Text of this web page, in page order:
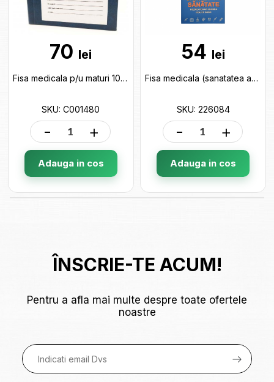
70 lei
Fisa medicala p/u maturi 100f. (coperta tare) C001480
SKU: C001480
- +
Adauga in cos
54 lei
Fisa medicala (sanatatea animalelor) 226084
SKU: 226084
- +
Adauga in cos
ÎNSCRIE-TE ACUM!
Pentru a afla mai multe despre toate ofertele
noastre